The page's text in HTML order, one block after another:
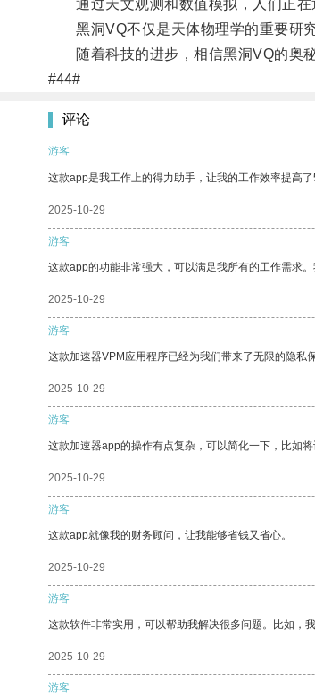
通过天文观测和数值模拟，人们正在
黑洞VQ不仅是天体物理学的重要研究
随着科技的进步，相信黑洞VQ的奥秘
#44#
评论
游客
这款app是我工作上的得力助手，让我的工作效率提高
2025-10-29
游客
这款app的功能非常强大，可以满足我所有的工作需求
2025-10-29
游客
这款加速器VPM应用程序已经为我们带来了无限的隐私
2025-10-29
游客
这款加速器app的操作有点复杂，可以简化一下，比如将
2025-10-29
游客
这款app就像我的财务顾问，让我能够省钱又省心。
2025-10-29
游客
这款软件非常实用，可以帮助我解决很多问题。比如，
2025-10-29
游客